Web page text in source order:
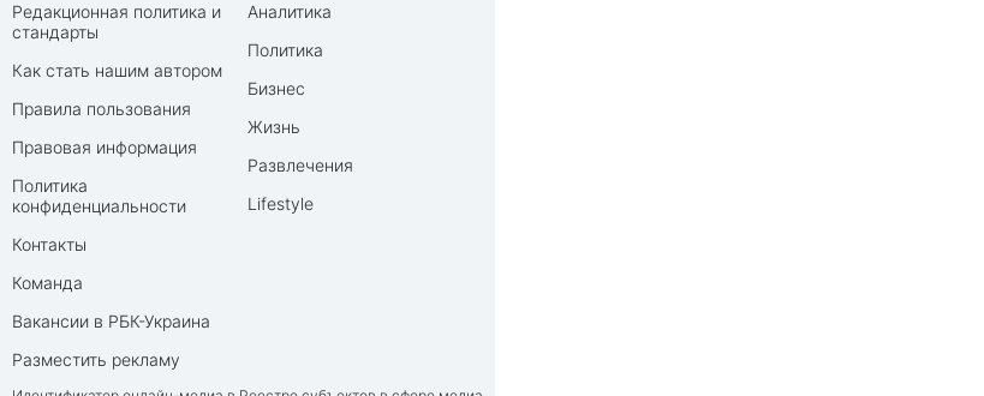
Редакционная политика и
стандарты
Как стать нашим автором
Правила пользования
Правовая информация
Политика
конфиденциальности
Контакты
Команда
Вакансии в РБК-Украина
Разместить рекламу
Аналитика
Политика
Бизнес
Жизнь
Развлечения
Lifestyle